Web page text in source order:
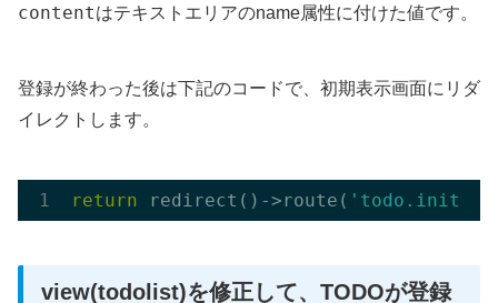
contentはテキストエリアのname属性に付けた値です。
登録が終わった後は下記のコードで、初期表示画面にリダ
イレクトします。
return redirect () -> route( 'todo.init'
view(todolist)を修正して、TODOが登録